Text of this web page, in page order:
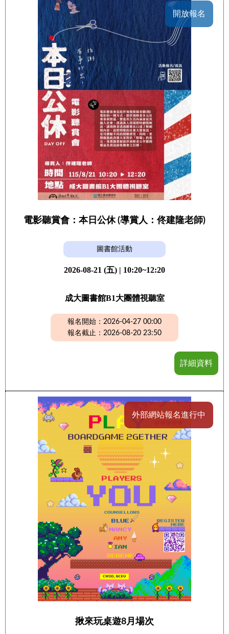
開放報名
電影聽賞會：本日公休 (導賞人：佟建隆老師)
圖書館活動
2026-08-21 (五) | 10:20~12:20
成大圖書館B1大團體視聽室
報名開始：2026-04-27 00:00
報名截止：2026-08-20 23:50
詳細資料
外部網站報名進行中
揪來玩桌遊8月場次